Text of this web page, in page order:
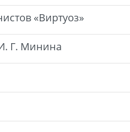
«Виртуоз»
Г. Минина